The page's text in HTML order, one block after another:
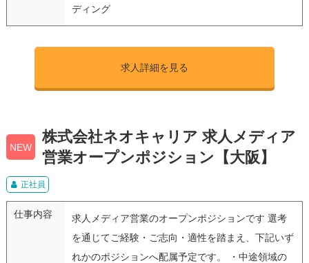
ディング
求人詳細を見る
NEW
株式会社ネオキャリア 求人メディア
営業オープンポジション【大阪】
正社員
仕事内容
求人メディア営業のオープンポジションです 選考
を通じてご経験・ご志向・適性を踏まえ、下記いず
れかのポジションへ配属予定です。 ・中途領域の